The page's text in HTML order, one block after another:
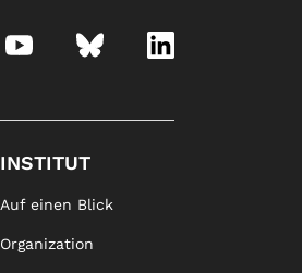
INSTITUT
Auf einen Blick
Organization